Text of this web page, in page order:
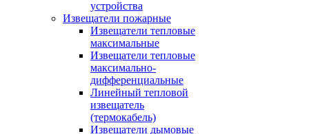
устройства
Извещатели пожарные
Извещатели тепловые
максимальные
Извещатели тепловые
максимально-
дифференциальные
Линейный тепловой
извещатель
(термокабель)
Извещатели дымовые